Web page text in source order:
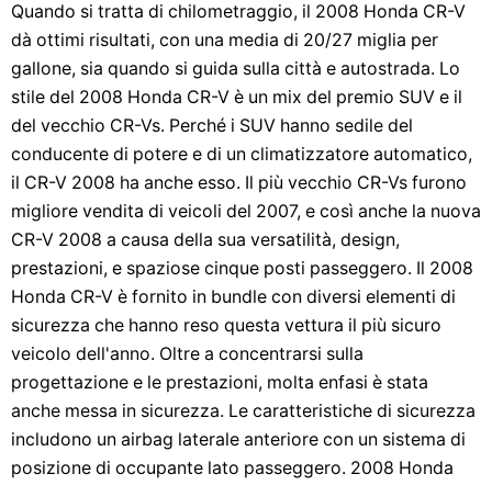
Quando si tratta di chilometraggio, il 2008 Honda CR-V
dà ottimi risultati, con una media di 20/27 miglia per
gallone, sia quando si guida sulla città e autostrada. Lo
stile del 2008 Honda CR-V è un mix del premio SUV e il
del vecchio CR-Vs. Perché i SUV hanno sedile del
conducente di potere e di un climatizzatore automatico,
il CR-V 2008 ha anche esso. Il più vecchio CR-Vs furono
migliore vendita di veicoli del 2007, e così anche la nuova
CR-V 2008 a causa della sua versatilità, design,
prestazioni, e spaziose cinque posti passeggero. Il 2008
Honda CR-V è fornito in bundle con diversi elementi di
sicurezza che hanno reso questa vettura il più sicuro
veicolo dell'anno. Oltre a concentrarsi sulla
progettazione e le prestazioni, molta enfasi è stata
anche messa in sicurezza. Le caratteristiche di sicurezza
includono un airbag laterale anteriore con un sistema di
posizione di occupante lato passeggero. 2008 Honda